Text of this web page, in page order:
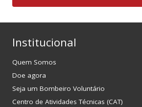
Institucional
Quem Somos
Doe agora
Seja um Bombeiro Voluntário
Centro de Atividades Técnicas (CAT)